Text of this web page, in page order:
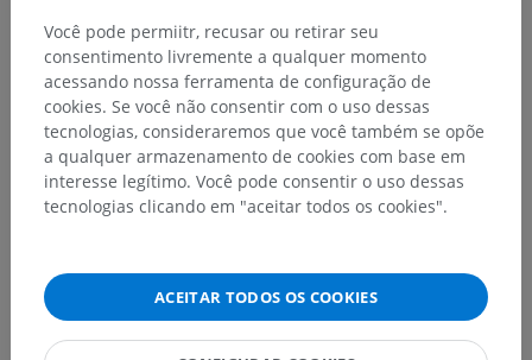
system’, in:Clinical Neuroanatomy. (7th ed.) Philadelphia: Wolters
Kluwer Health/Lippincott Williams & Wilkins, pp.1-14.
Hierarquia anatômica
Corpo humano> Systemata integrantia
Sistema nervoso> Sistema nervoso central
Você pode permiitr, recusar ou retirar seu
consentimento livremente a qualquer momento
acessando nossa ferramenta de configuração de
cookies. Se você não consentir com o uso dessas
tecnologias, consideraremos que você também se opõe
a qualquer armazenamento de cookies com base em
interesse legítimo. Você pode consentir o uso dessas
tecnologias clicando em "aceitar todos os cookies".
ACEITAR TODOS OS COOKIES